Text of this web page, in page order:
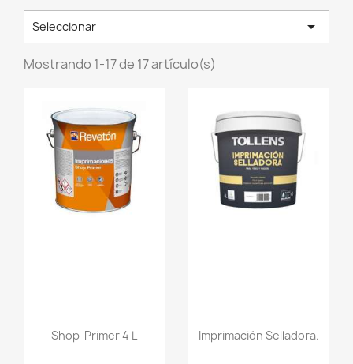
Seleccionar 
Mostrando 1-17 de 17 artículo(s)
Shop-Primer 4 L Imprimación Selladora.